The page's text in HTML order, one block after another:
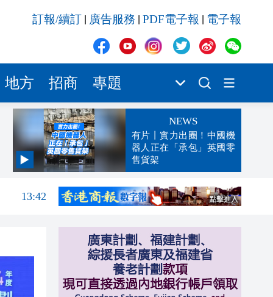
訂報/續訂 廣告服務 PDF電子報 電子報
地方 招商 專題
NEWS
有片丨實力出圈！中國機
器人正在「承包」英國零
售貨架
13:47
13:42